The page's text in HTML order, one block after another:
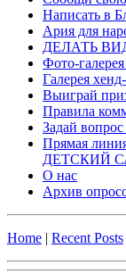
Написать в
Ария для
ДЕЛАТЬ
Фото-
Галерея
Выиграй
Правила
Задай
Прямая
ДЕТСКИЙ
О нас
Архив
Home | Recent Posts